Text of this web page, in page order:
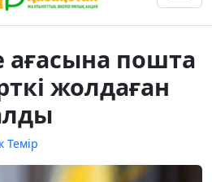
пошта
жолдаған
Темір